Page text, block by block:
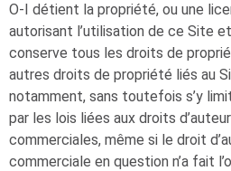
O-I détient la propriété, ou une
autorisant l’utilisation de ce Site
conserve tous les droits de
autres droits de propriété liés au
notamment, sans toutefois s’y
par les lois liées aux droits
commerciales, même si le droit
commerciale en question n’a fait